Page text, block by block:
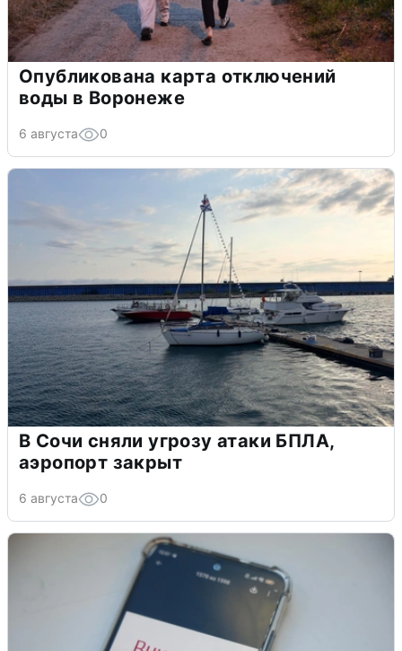
Опубликована карта отключений
воды в Воронеже
6 августа 0
В Сочи сняли угрозу атаки БПЛА,
аэропорт закрыт
6 августа 0